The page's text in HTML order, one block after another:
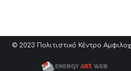
© 2023 Πολιτιστικό Κέντρο